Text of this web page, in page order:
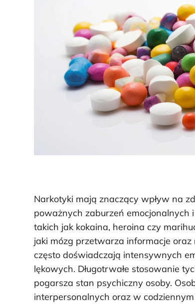
Narkotyki mają znaczący wpływ na
poważnych zaburzeń emocjonalnych
takich jak kokaina, heroina czy
jaki mózg przetwarza informacje
często doświadczają intensywnych
lękowych. Długotrwałe stosowanie
pogarsza stan psychiczny osoby.
interpersonalnych oraz w